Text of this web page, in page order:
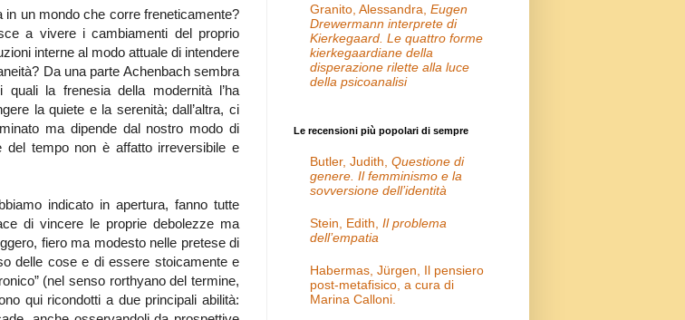
un mondo che corre freneticamente?
a vivere i cambiamenti del proprio
interne al modo attuale di intendere
Da una parte Achenbach sembra
la frenesia della modernità l’ha
la quiete e la serenità; dall’altra, ci
ma dipende dal nostro modo di
del tempo non è affatto irreversibile e
indicato in apertura, fanno tutte
di vincere le proprie debolezze ma
fiero ma modesto nelle pretese di
delle cose e di essere stoicamente e
(nel senso rorthyano del termine,
qui ricondotti a due principali abilità:
Granito, Alessandra, Eugen
Drewermann interprete di
Kierkegaard. Le quattro forme
kierkegaardiane della
disperazione rilette alla luce
della psicoanalisi
Le recensioni più popolari di sempre
Butler, Judith, Questione di
genere. Il femminismo e la
sovversione dell’identità
Stein, Edith, Il problema
dell’empatia
Habermas, Jürgen, Il pensiero
post-metafisico, a cura di
Marina Calloni.